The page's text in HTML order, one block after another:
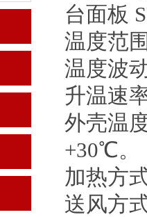
台面板
温度范
温度波
升温速
外壳温
+30℃。
加热方
送风方